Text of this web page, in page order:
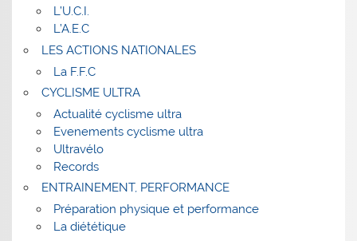
L’U.C.I.
L’A.E.C
LES ACTIONS NATIONALES
La F.F.C
CYCLISME ULTRA
Actualité cyclisme ultra
Evenements cyclisme ultra
Ultravélo
Records
ENTRAINEMENT, PERFORMANCE
Préparation physique et performance
La diététique